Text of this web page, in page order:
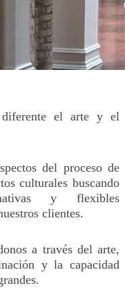
diferente el arte y el
del proceso de
culturales buscando
y flexibles
clientes.
a través del arte,
y la capacidad